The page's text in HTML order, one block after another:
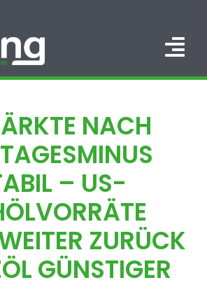
PORTFOLIO
KARRIERE
KONTAKT
NACH
– US-
ZURÜCK
GÜNSTIGER